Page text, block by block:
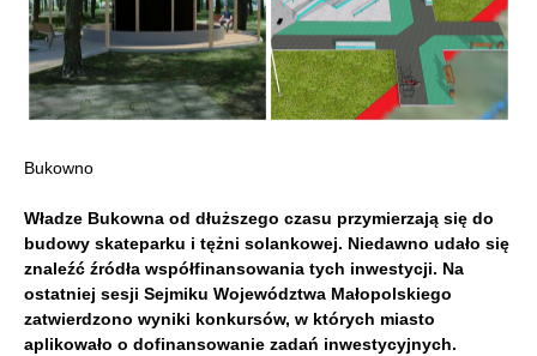
Bukowno
Władze Bukowna od dłuższego czasu przymierzają się do
budowy skateparku i tężni solankowej. Niedawno udało się
znaleźć źródła współfinansowania tych inwestycji. Na
ostatniej sesji Sejmiku Województwa Małopolskiego
zatwierdzono wyniki konkursów, w których miasto
aplikowało o dofinansowanie zadań inwestycyjnych.